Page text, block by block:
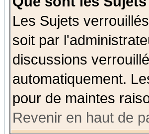
Les Sujets
soit par
discussions
automatiquement.
pour de maintes
Revenir en haut de